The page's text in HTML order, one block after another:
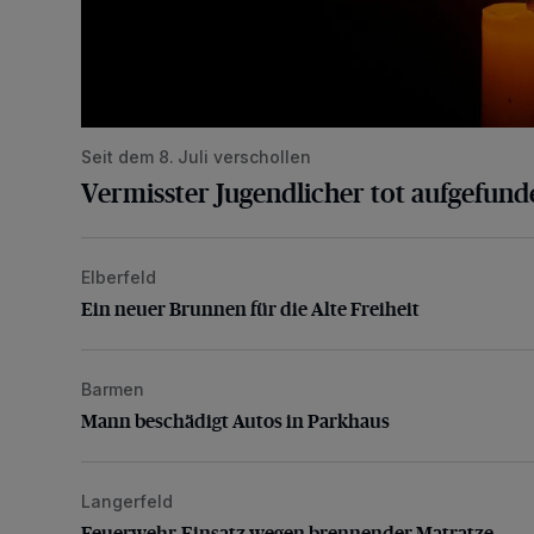
Seit dem 8. Juli verschollen
Vermisster Jugendlicher tot
Ein neuer Brunnen für die Alte Freiheit
Elberfeld
Ein neuer Brunnen für die Alte Freiheit
Mann beschädigt Autos in Parkhaus
Barmen
Mann beschädigt Autos in Parkhaus
Feuerwehr-Einsatz wegen brennender Matratze
Langerfeld